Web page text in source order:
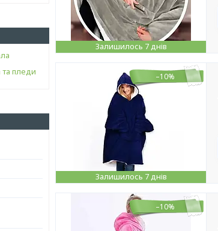
та пледи
Залишилось 7 днів
–10%
Залишилось 7 днів
–10%